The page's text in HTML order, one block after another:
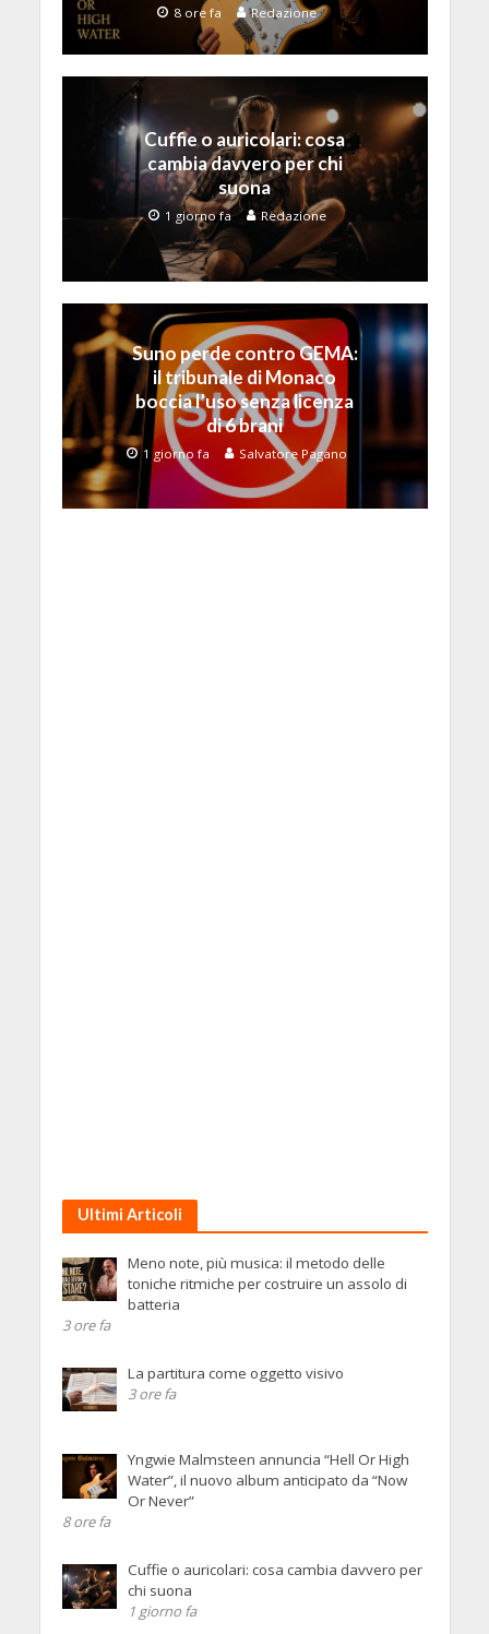
8 ore fa Redazione
Cuffie o auricolari: cosa
cambia davvero per chi
suona
1 giorno fa Redazione
Suno perde contro GEMA:
il tribunale di Monaco
boccia l’uso senza licenza
di 6 brani
1 giorno fa Salvatore Pagano
Ultimi Articoli
Meno note, più musica: il metodo delle
toniche ritmiche per costruire un assolo di
batteria
3 ore fa
La partitura come oggetto visivo
3 ore fa
Yngwie Malmsteen annuncia “Hell Or High
Water”, il nuovo album anticipato da “Now
Or Never”
8 ore fa
Cuffie o auricolari: cosa cambia davvero per
chi suona
1 giorno fa